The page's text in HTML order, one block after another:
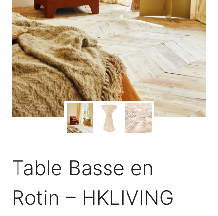
Table Basse en
Rotin – HKLIVING